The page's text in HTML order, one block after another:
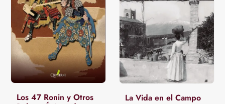
Los 47 Ronin y Otros
La Vida en el Campo